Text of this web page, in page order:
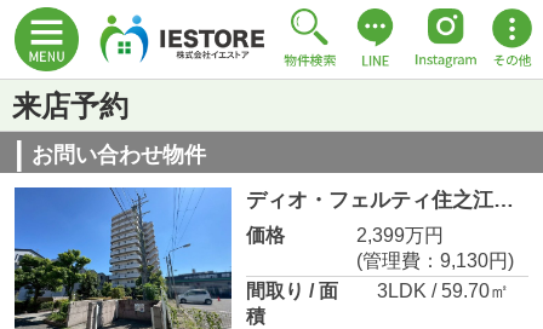
来店予約
お問い合わせ物件
ディオ・フェルティ住之江公園
価格
2,399万円
(管理費：9,130円)
間取り / 面
積
3LDK / 59.70㎡